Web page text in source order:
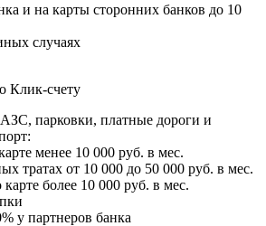
и на карты сторонних банков до 10
случаях
Клик-счету
парковки, платные дороги и
менее 10 000 руб. в мес.
тратах от 10 000 до 50 000 руб. в мес.
более 10 000 руб. в мес.
у партнеров банка